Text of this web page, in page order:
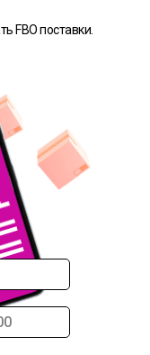
FBO поставки.